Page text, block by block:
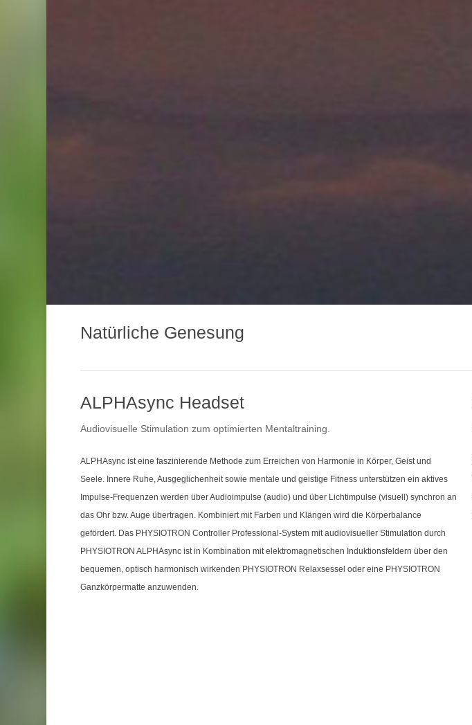
Natürliche Genesung
ALPHAsync Headset
Audiovisuelle Stimulation zum optimierten Mentaltraining.
ALPHAsync ist eine faszinierende Methode zum Erreichen von Harmonie in Körper, Geist und
Seele. Innere Ruhe, Ausgeglichenheit sowie mentale und geistige Fitness unterstützen ein aktives
Impulse-Frequenzen werden über Audioimpulse (audio) und über Lichtimpulse (visuell) synchron an
das Ohr bzw. Auge übertragen. Kombiniert mit Farben und Klängen wird die Körperbalance
gefördert. Das PHYSIOTRON Controller Professional-System mit audiovisueller Stimulation durch
PHYSIOTRON ALPHAsync ist in Kombination mit elektromagnetischen Induktionsfeldern über den
bequemen, optisch harmonisch wirkenden PHYSIOTRON Relaxsessel oder eine PHYSIOTRON
Ganzkörpermatte anzuwenden.